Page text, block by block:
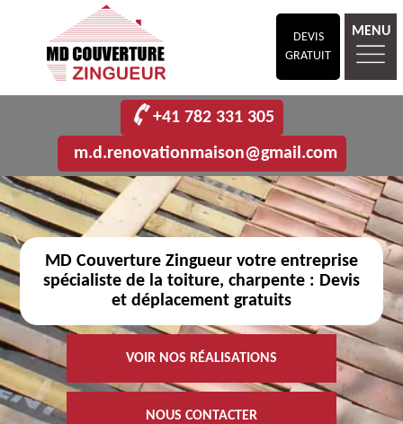
DEVIS
GRATUIT
MENU
+41 782 331 305
m.d.renovationmaison@gmail.com
MD Couverture Zingueur votre entreprise
spécialiste de la toiture, charpente : Devis
et déplacement gratuits
VOIR NOS RÉALISATIONS
NOUS CONTACTER